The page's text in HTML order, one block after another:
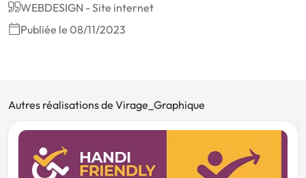
WEBDESIGN - Site internet
Publiée le 08/11/2023
Autres réalisations de Virage_Graphique